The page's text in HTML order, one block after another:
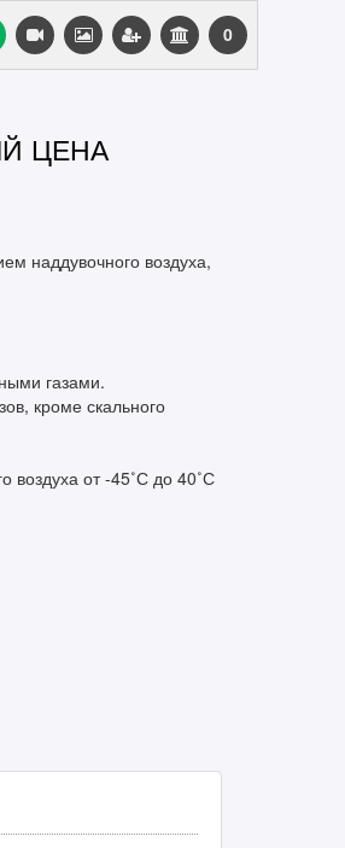
0
ЦЕНА
наддувочного воздуха,
газами.
кроме скального
от -45˚С до 40˚С